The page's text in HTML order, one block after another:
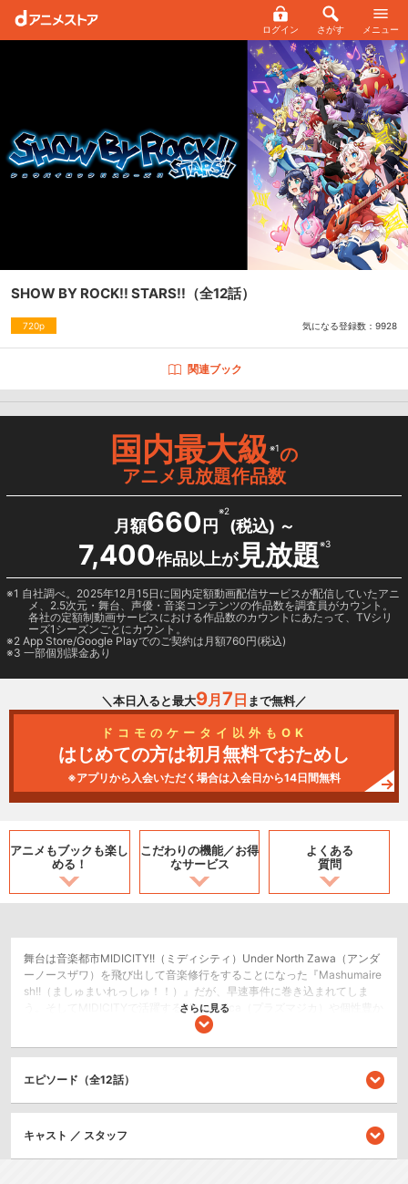
ログイン さがす メニュー
SHOW BY ROCK!! STARS!! （全12話）
720p 気になる登録数： 9928
関連ブック
国内最大級※1の
アニメ見放題作品数
月額660 円
※2
(税込) ～
7,400作品以上が見放題※3
1 自社調べ。2025年12月15日に国内定額動画配信サービスが配信していたアニ
メ、2.5次元・舞台、声優・音楽コンテンツの作品数を調査員がカウント。
各社の定額制動画サービスにおける作品数のカウントにあたって、TVシリ
ーズ1シーズンごとにカウント。
2 App Store/Google Playでのご契約は月額760円(税込)
3 一部個別課金あり
＼本日入ると最大9月 7 日 まで無料／
ドコモのケータイ以外もOK
はじめての方は初月無料でおためし
※アプリから入会いただく場合は入会日から14日間無料
アニメもブックも楽し
める！
こだわりの機能／お得
なサービス
よくある
質問
舞台は音楽都市MIDICITY!!（ミディシティ）Under North Zawa（アンダ
ーノースザワ）を飛び出して音楽修行をすることになった『Mashumaire
sh!!（ましゅまいれっしゅ！！）』だが、早速事件に巻き込まれてしま
う。そしてMIDICITYで活躍するPlasmagica（プラズマジカ）や個性豊か
なバンドたちとの出会いで、とびきりの奇跡が起こる！のか！？TVアニ
STARS!!集結のROCKな音楽ストーリー！ライブスタートにゃん！！
SF/ファンタジー
ドラマ/青春
さらに見る
エピソード（全12話）
キャスト ／ スタッフ